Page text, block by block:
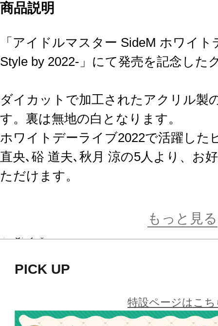
商品説明
「アイドルマスター SideM ホワイ
Style by 2022-」にて発売を記念した
ダイカットで加工されたアクリル製
す。裏は無地の白となります。
ホワイトデーライブ2022で活躍した
直央､硲 道夫､秋月 涼の5人より、お
ただけます。
※画像はイメージです。実際の商品
もっと見る
PICK UP
特設ページはこち